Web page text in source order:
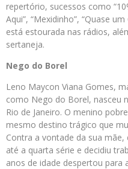
repertório, sucessos como
Aqui”, “Mexidinho”, “Quase
está estourada nas rádios,
sertaneja.
Nego do Borel
Leno Maycon Viana Gomes,
como Nego do Borel, nasceu
Rio de Janeiro. O menino
mesmo destino trágico que
Contra a vontade da sua
até a quarta série e decidiu
anos de idade despertou para